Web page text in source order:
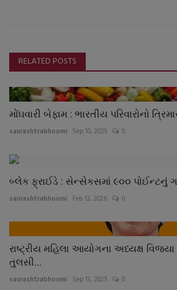
RELATED POSTS
મોંઘવારી બેફામ : ભારતીય પરિવારોનો
saurashtrabhoomi Sep 10, 2025 0
બ્લેક ફ્રાઈડે : સેન્સેકસમાં ૯૦૦ પોઈન્ટનું
saurashtrabhoomi Feb 13, 2026 0
રાષ્ટ્રીય મહિલા આયોગના અધ્યક્ષ
તુલસી...
saurashtrabhoomi Sep 13, 2025 0